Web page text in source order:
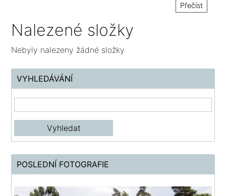
Přečíst
Nalezené složky
Nebyly nalezeny žádné složky
VYHLEDÁVÁNÍ
POSLEDNÍ FOTOGRAFIE